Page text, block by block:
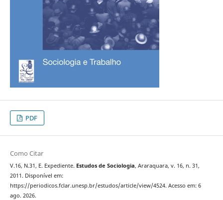
PDF
Como Citar
V.16, N.31, E. Expediente. Estudos de Sociologia, Araraquara, v. 16, n. 31,
2011. Disponível em:
https://periodicos.fclar.unesp.br/estudos/article/view/4524. Acesso em: 6
ago. 2026.